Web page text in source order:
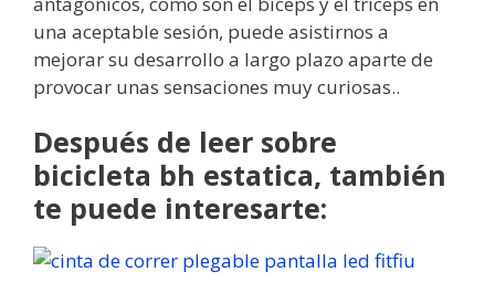
una aceptable sesión, puede asistirnos a
mejorar su desarrollo a largo plazo aparte de
provocar unas sensaciones muy curiosas..
Después de leer sobre
bicicleta bh estatica, también
te puede interesarte: